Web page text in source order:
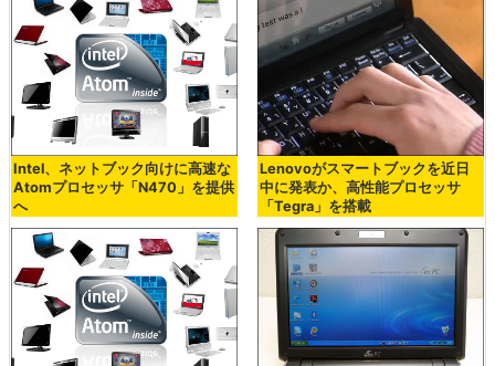
Intel、ネットブック向けに高速な
Atomプロセッサ「N470」を提供
へ
Lenovoがスマートブックを近日
中に発表か、高性能プロセッサ
「Tegra」を搭載